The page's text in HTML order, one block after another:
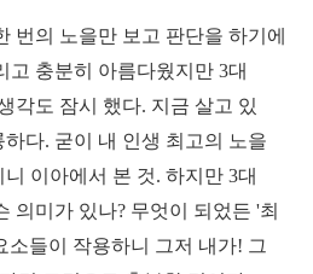
번의 노을만 보고 판단을 하기에
고 충분히 아름다웠지만 3대
각도 잠시 했다. 지금 살고 있
다. 굳이 내 인생 최고의 노을
이아에서 본 것. 하지만 3대
의미가 있나? 무엇이 되었든 '최
소들이 작용하니 그저 내가! 그